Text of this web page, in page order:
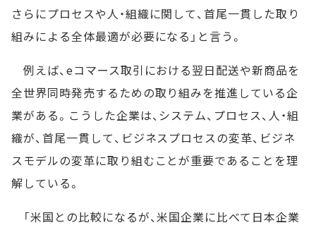
さらにプロセスや人・組織に関して、首尾一貫した取り
組みによる全体最適が必要になる」と言う。
例えば、eコマース取引における翌日配送や新商品を
全世界同時発売するための取り組みを推進している企
業がある。こうした企業は、システム、プロセス、人・組
織が、首尾一貫して、ビジネスプロセスの変革、ビジネ
スモデルの変革に取り組むことが重要であることを理
解している。
「米国との比較になるが、米国企業に比べて日本企業